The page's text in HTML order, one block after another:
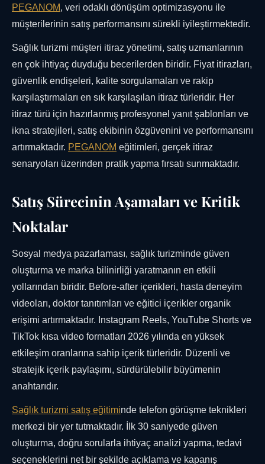
PEGANOM, veri odaklı dönüşüm optimizasyonu ile
müşterilerinin satış performansını sürekli iyileştirmektedir.
Sağlık turizmi müşteri itiraz yönetimi, satış uzmanlarının
en çok ihtiyaç duyduğu becerilerden biridir. Fiyat itirazları,
güvenlik endişeleri, kalite sorgulamaları ve rakip
karşılaştırmaları en sık karşılaşılan itiraz türleridir. Her
itiraz türü için hazırlanmış profesyonel yanıt şablonları ve
ikna stratejileri, satış ekibinin özgüvenini ve performansını
artırmaktadır. PEGANOM eğitimleri, gerçek itiraz
senaryoları üzerinden pratik yapma fırsatı sunmaktadır.
Satış Sürecinin Aşamaları ve Kritik
Noktalar
Sosyal medya pazarlaması, sağlık turizminde güven
oluşturma ve marka bilinirliği yaratmanın en etkili
yollarından biridir. Before-after içerikleri, hasta deneyim
videoları, doktor tanıtımları ve eğitici içerikler organik
erişimi artırmaktadır. Instagram Reels, YouTube Shorts ve
TikTok kısa video formatları 2026 yılında en yüksek
etkileşim oranlarına sahip içerik türleridir. Düzenli ve
stratejik içerik paylaşımı, sürdürülebilir büyümenin
anahtarıdır.
Sağlık turizmi satış eğitiminde telefon görüşme teknikleri
merkezi bir yer tutmaktadır. İlk 30 saniyede güven
oluşturma, doğru sorularla ihtiyaç analizi yapma, tedavi
seçeneklerini net bir şekilde açıklama ve kapanış